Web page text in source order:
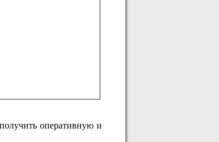
оперативную и